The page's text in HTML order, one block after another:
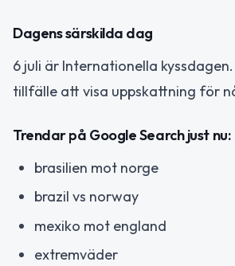
Dagens särskilda dag
6 juli är Internationella
tillfälle att visa uppskattning för
Trendar på Google Search just nu:
brasilien mot norge
brazil vs norway
mexiko mot england
extremväder